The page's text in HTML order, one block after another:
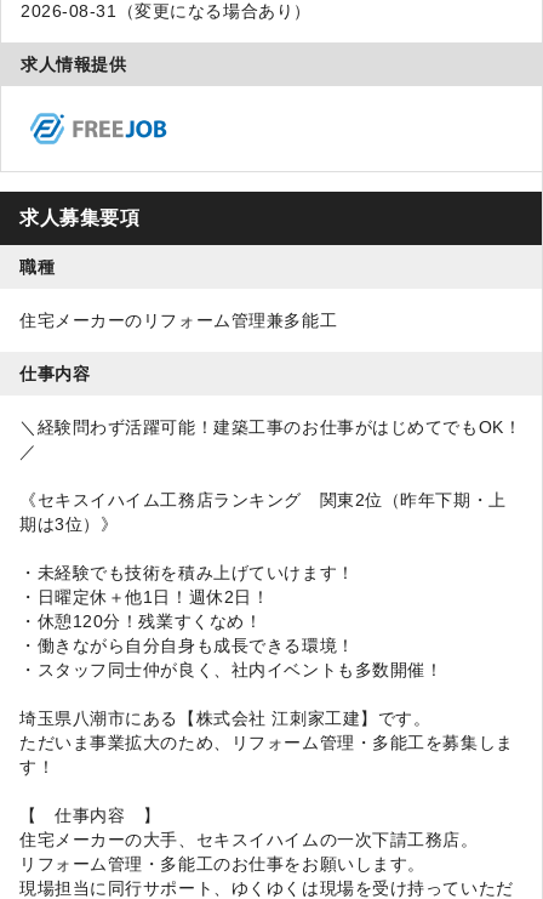
2026-08-31（変更になる場合あり）
求人情報提供
求人募集要項
職種
住宅メーカーのリフォーム管理兼多能工
仕事内容
＼経験問わず活躍可能！建築工事のお仕事がはじめてでもOK！
／
《セキスイハイム工務店ランキング 関東2位（昨年下期・上
期は3位）》
・未経験でも技術を積み上げていけます！
・日曜定休＋他1日！週休2日！
・休憩120分！残業すくなめ！
・働きながら自分自身も成長できる環境！
・スタッフ同士仲が良く、社内イベントも多数開催！
埼玉県八潮市にある【株式会社 江刺家工建】です。
ただいま事業拡大のため、リフォーム管理・多能工を募集しま
す！
【 仕事内容 】
住宅メーカーの大手、セキスイハイムの一次下請工務店。
リフォーム管理・多能工のお仕事をお願いします。
現場担当に同行サポート、ゆくゆくは現場を受け持っていただ